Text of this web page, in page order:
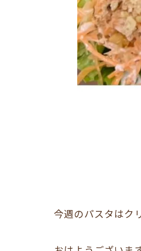
今週のパスタはク